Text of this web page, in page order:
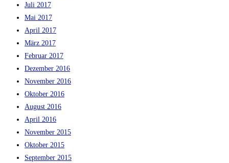
Juli 2017
Mai 2017
April 2017
März 2017
Februar 2017
Dezember 2016
November 2016
Oktober 2016
August 2016
April 2016
November 2015
Oktober 2015
September 2015